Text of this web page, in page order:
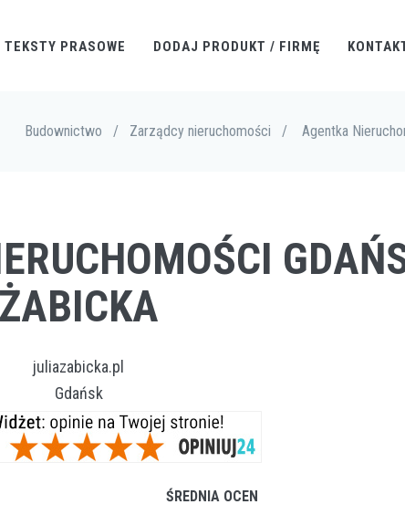
TEKSTY PRASOWE DODAJ PRODUKT / FIRMĘ
Budownictwo / Zarządcy nieruchomości / Agentka
ŻABICKA
juliazabicka.pl
Gdańsk
ŚREDNIA OCEN